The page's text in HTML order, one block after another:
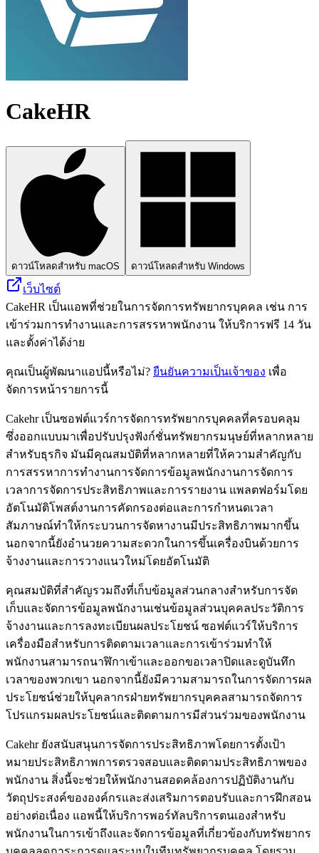
CakeHR
ดาวน์โหลดสำหรับ macOS ดาวน์โหลดสำหรับ Windows
เว็บไซต์
CakeHR เป็นแอพที่ช่วยในการจัดการทรัพยากรบุคคล เช่น การ
เข้าร่วมการทำงานและการสรรหาพนักงาน ให้บริการฟรี 14 วัน
และตั้งค่าได้ง่าย
คุณเป็นผู้พัฒนาแอปนี้หรือไม่? ยืนยันความเป็นเจ้าของ เพื่อ
จัดการหน้ารายการนี้
Cakehr เป็นซอฟต์แวร์การจัดการทรัพยากรบุคคลที่ครอบคลุม
ซึ่งออกแบบมาเพื่อปรับปรุงฟังก์ชั่นทรัพยากรมนุษย์ที่หลากหลาย
สำหรับธุรกิจ มันมีคุณสมบัติที่หลากหลายที่ให้ความสำคัญกับ
การสรรหาการทำงานการจัดการข้อมูลพนักงานการจัดการ
เวลาการจัดการประสิทธิภาพและการรายงาน แพลตฟอร์มโดย
อัตโนมัติโพสต์งานการคัดกรองต่อและการกำหนดเวลา
สัมภาษณ์ทำให้กระบวนการจัดหางานมีประสิทธิภาพมากขึ้น
นอกจากนี้ยังอำนวยความสะดวกในการขึ้นเครื่องบินด้วยการ
จ้างงานและการวางแนวใหม่โดยอัตโนมัติ
คุณสมบัติที่สำคัญรวมถึงที่เก็บข้อมูลส่วนกลางสำหรับการจัด
เก็บและจัดการข้อมูลพนักงานเช่นข้อมูลส่วนบุคคลประวัติการ
จ้างงานและการลงทะเบียนผลประโยชน์ ซอฟต์แวร์ให้บริการ
เครื่องมือสำหรับการติดตามเวลาและการเข้าร่วมทำให้
พนักงานสามารถนาฬิกาเข้าและออกขอเวลาปิดและดูบันทึก
เวลาของพวกเขา นอกจากนี้ยังมีความสามารถในการจัดการผล
ประโยชน์ช่วยให้บุคลากรฝ่ายทรัพยากรบุคคลสามารถจัดการ
โปรแกรมผลประโยชน์และติดตามการมีส่วนร่วมของพนักงาน
Cakehr ยังสนับสนุนการจัดการประสิทธิภาพโดยการตั้งเป้า
หมายประสิทธิภาพการตรวจสอบและติดตามประสิทธิภาพของ
พนักงาน สิ่งนี้จะช่วยให้พนักงานสอดคล้องการปฏิบัติงานกับ
วัตถุประสงค์ขององค์กรและส่งเสริมการตอบรับและการฝึกสอน
อย่างต่อเนื่อง แอพนี้ให้บริการพอร์ทัลบริการตนเองสำหรับ
พนักงานในการเข้าถึงและจัดการข้อมูลที่เกี่ยวข้องกับทรัพยากร